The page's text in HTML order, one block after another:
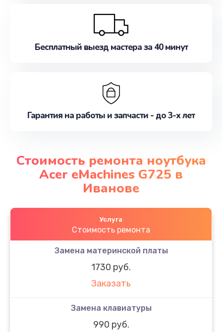
Бесплатный выезд мастера за 40 минут
Гарантия на работы и запчасти - до 3-х лет
Стоимость ремонта ноутбука
Acer eMachines G725 в
Иванове
Услуга
Стоимость ремонта
Замена материнской платы
1730 руб.
Заказать
Замена клавиатуры
990 руб.